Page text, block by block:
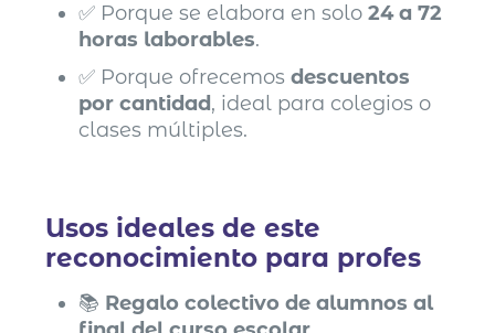
✅ Porque se elabora en solo24 a 72
horas laborables.
✅ Porque ofrecemosdescuentos
por cantidad, ideal para colegios o
clases múltiples.
Usos ideales de este
reconocimiento para profes
📚 Regalo colectivo de alumnos al